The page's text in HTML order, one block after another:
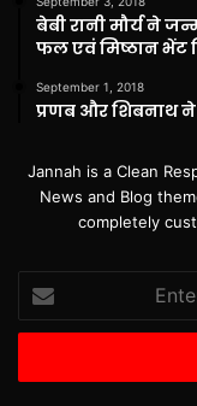
बेबी रानी मौर्य ने
फल एवं मिष्ठान भेंट
September 1, 2018
प्रणब और शिबनाथ
Jannah is a Clean
News and Blog
completely
your
Email